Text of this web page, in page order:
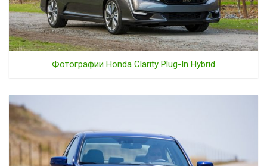
Фотографии Honda Clarity Plug-In Hybrid